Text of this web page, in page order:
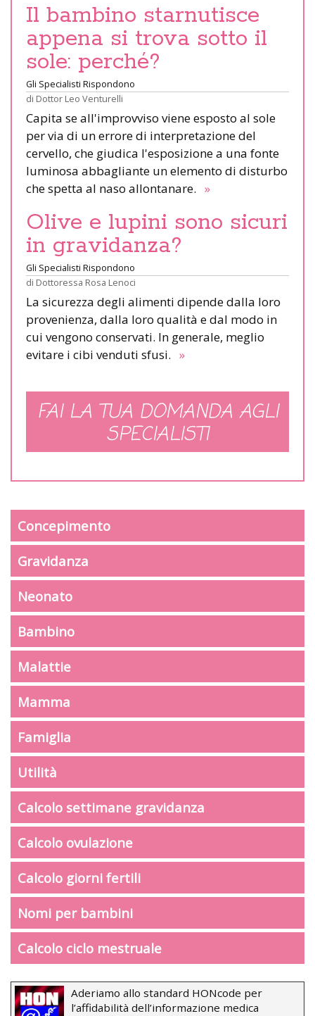
Il bambino starnutisce
appena si trova sotto il
sole: perché?
Gli Specialisti Rispondono
di Dottor Leo Venturelli
Capita se all'improvviso viene esposto al sole
per via di un errore di interpretazione del
cervello, che giudica l'esposizione a una fonte
luminosa abbagliante un elemento di disturbo
che spetta al naso allontanare. »
Olive e lupini sono sicuri
in gravidanza?
Gli Specialisti Rispondono
di Dottoressa Rosa Lenoci
La sicurezza degli alimenti dipende dalla loro
provenienza, dalla loro qualità e dal modo in
cui vengono conservati. In generale, meglio
evitare i cibi venduti sfusi. »
FAI LA TUA DOMANDA AGLI
SPECIALISTI
Concepimento
Gravidanza
Neonato
Bambino
Malattie
Mamma
Famiglia
Utilità
Calcolo settimane gravidanza
Calcolo ovulazione
Calcolo giorni fertili
Nomi per bambini
Calcolo ciclo mestruale
Aderiamo allo standard HONcode per
l’affidabilità dell’informazione medica